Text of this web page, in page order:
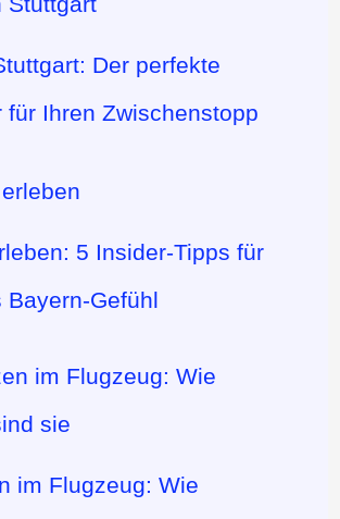
Der perfekte
für Ihren Zwischenstopp
5 Insider-Tipps für
Bayern-Gefühl
im Flugzeug: Wie